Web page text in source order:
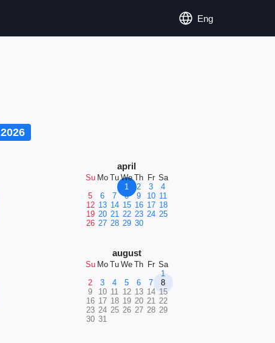
Eng
2026
april
Su Mo Tu We Th Fr Sa
1
2 3
4
5
6 7 8 9 10 11
12 13 14 15 16 17 18
19 20 21 22 23 24 25
26 27 28 29 30
august
Su Mo Tu We Th Fr Sa
1
2
3 4 5 6 7
8
9
10 11 12 13 14 15
16 17 18 19 20 21 22
23 24 25 26 27 28 29
30 31